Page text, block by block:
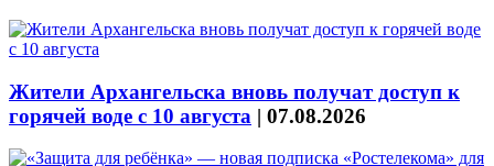
Жители Архангельска вновь получат доступ к
горячей воде с 10 августа | 07.08.2026